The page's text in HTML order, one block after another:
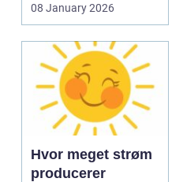
08 January 2026
Hvor meget strøm
producerer